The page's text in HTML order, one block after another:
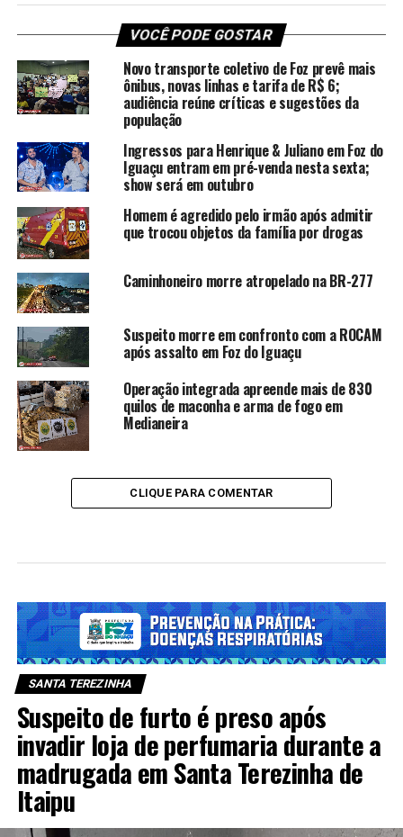
VOCÊ PODE GOSTAR
Novo transporte coletivo de Foz prevê mais
ônibus, novas linhas e tarifa de R$ 6;
audiência reúne críticas e sugestões da
população
Ingressos para Henrique & Juliano em Foz do
Iguaçu entram em pré-venda nesta sexta;
show será em outubro
Homem é agredido pelo irmão após admitir
que trocou objetos da família por drogas
Caminhoneiro morre atropelado na BR-277
Suspeito morre em confronto com a ROCAM
após assalto em Foz do Iguaçu
Operação integrada apreende mais de 830
quilos de maconha e arma de fogo em
Medianeira
CLIQUE PARA COMENTAR
SANTA TEREZINHA
Suspeito de furto é preso após
invadir loja de perfumaria durante a
madrugada em Santa Terezinha de
Itaipu